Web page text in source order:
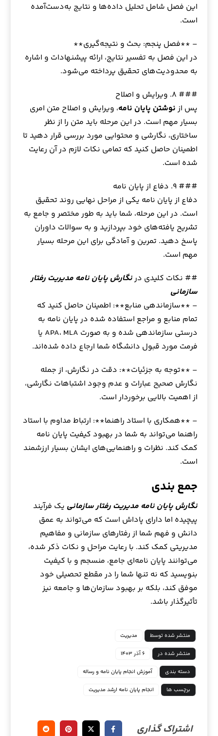
این فصل شامل تحلیل داده‌ها و نتایج به‌دست‌آمده
است.
– **فصل پنجم: بحث و نتیجه‌گیری**
در این فصل به تفسیر نتایج، ارائه پیشنهادات و اشاره
به محدودیت‌های تحقیق پرداخته می‌شود.
### ۸. ویرایش و اصلاح
پس ازنوشتن پایان نامه، ویرایش و اصلاح متن امری
بسیار مهم است. در این مرحله باید متن را از نظر
ساختاری، نگارشی و محتوایی مورد بررسی قرار دهید تا
اطمینان حاصل کنید که تمامی نکات لازم در آن رعایت
شده است.
### ۹. دفاع از پایان نامه
دفاع از پایان نامه یکی از مراحل نهایی روند تحقیق
است. در این مرحله، شما باید به طور مختصر و جامع به
تشریح یافته‌های خود بپردازید و به سوالات داوران
پاسخ دهید. تمرین و آمادگی برای این مرحله بسیار
مهم است.
## نکات کلیدی درنگارش پایان نامه مدیریت رفتار
سازمانی
– **سازماندهی منابع**: اطمینان حاصل کنید که
تمام منابع و مراجع استفاده شده در پایان نامه به
درستی سازماندهی شده و به صورت APA، MLA یا
فرمت مورد قبول دانشگاه شما ارجاع داده شده‌اند.
– **توجه به جزئیات**: دقت در نگارش، از جمله
نگارش صحیح عبارات و عدم وجود اشتباهات نگارشی،
از اهمیت بالایی برخوردار است.
– **همکاری با استاد راهنما**: ارتباط مداوم با استاد
راهنما می‌تواند به شما در بهبود کیفیت پایان نامه
کمک کند. نظرات و راهنمایی‌های ایشان بسیار ارزشمند
است.
جمع بندی
نگارش پایان نامه مدیریت رفتار سازمانی یک فرآیند
پیچیده اما دارای پاداش است که می‌تواند به عمق
دانش و فهم شما از رفتارهای سازمانی و مفاهیم
مدیریتی کمک کند. با رعایت مراحل و نکات ذکر شده،
می‌توانند پایان نامه‌ای جامع، منسجم و با کیفیت
بنویسید که نه تنها شما را در مقطع تحصیلی خود
موفق کند، بلکه بر بهبود سازمان‌ها و جامعه نیز
تأثیرگذار باشد.
منتشر شده توسط مدیریت
منتشر شده در ۶ آذر ۱۴۰۳
دسته بندی آموزش انجام پایان نامه و رساله
برچسب ها انجام پایان نامه ارشد مدیریت